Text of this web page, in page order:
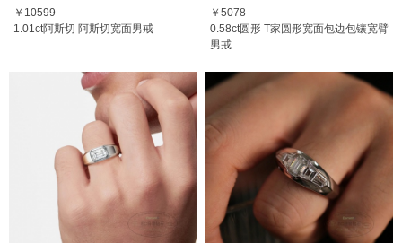
￥10599
1.01ct阿斯切 阿斯切宽面男戒
￥5078
0.58ct圆形 T家圆形宽面包边包镶宽臂
男戒